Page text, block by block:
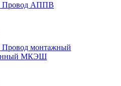
Провод АППВ
Провод монтажный
МКЭШ